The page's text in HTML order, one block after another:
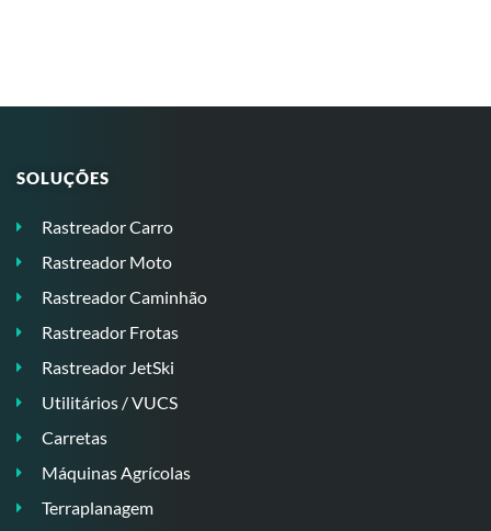
SOLUÇÕES
Rastreador Carro
Rastreador Moto
Rastreador Caminhão
Rastreador Frotas
Rastreador JetSki
Utilitários / VUCS
Carretas
Máquinas Agrícolas
Terraplanagem